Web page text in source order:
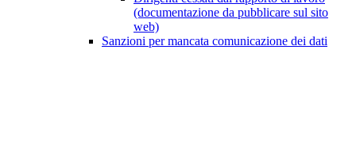
(documentazione da pubblicare sul sito
web)
Sanzioni per mancata comunicazione dei dati